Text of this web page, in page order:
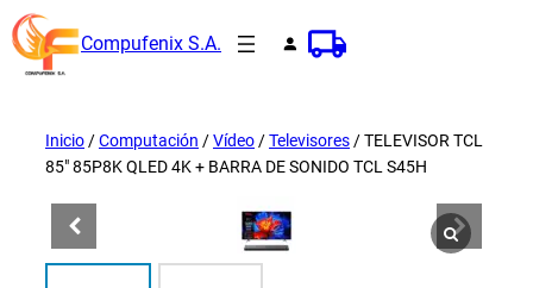
Saltar
al
contenido
Compufenix S.A.
Inicio/Computación /Vídeo/Televisores/ TELEVISOR TCL
85″ 85P8K QLED 4K + BARRA DE SONIDO TCL S45H